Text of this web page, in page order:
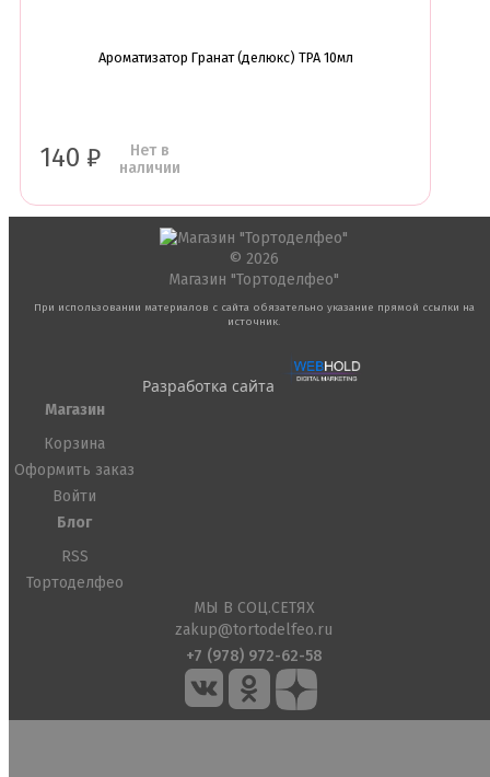
Ароматизатор Гранат (делюкс) TPA 10мл
140 ₽
Нет в
наличии
© 2026
Магазин "Тортоделфео"
При использовании материалов с сайта обязательно указание прямой ссылки на
источник.
Разработка сайта
Магазин
Корзина
Оформить заказ
Войти
Блог
RSS
Тортоделфео
МЫ В СОЦ.СЕТЯХ
zakup@tortodelfeo.ru
+7 (978) 972-62-58